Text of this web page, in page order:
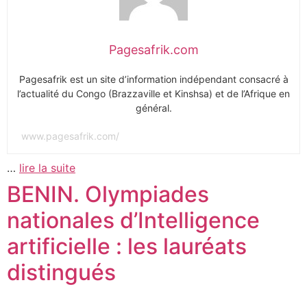
Pagesafrik.com
Pagesafrik est un site d’information indépendant consacré à
l’actualité du Congo (Brazzaville et Kinshsa) et de l’Afrique en
général.
www.pagesafrik.com/
… lire la suite
BENIN. Olympiades
nationales d’Intelligence
artificielle : les lauréats
distingués